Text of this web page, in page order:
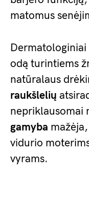
matomus
odą turintiems
natūralaus
raukšlelių
nepriklausomai
gamyba
vidurio
vyrams.